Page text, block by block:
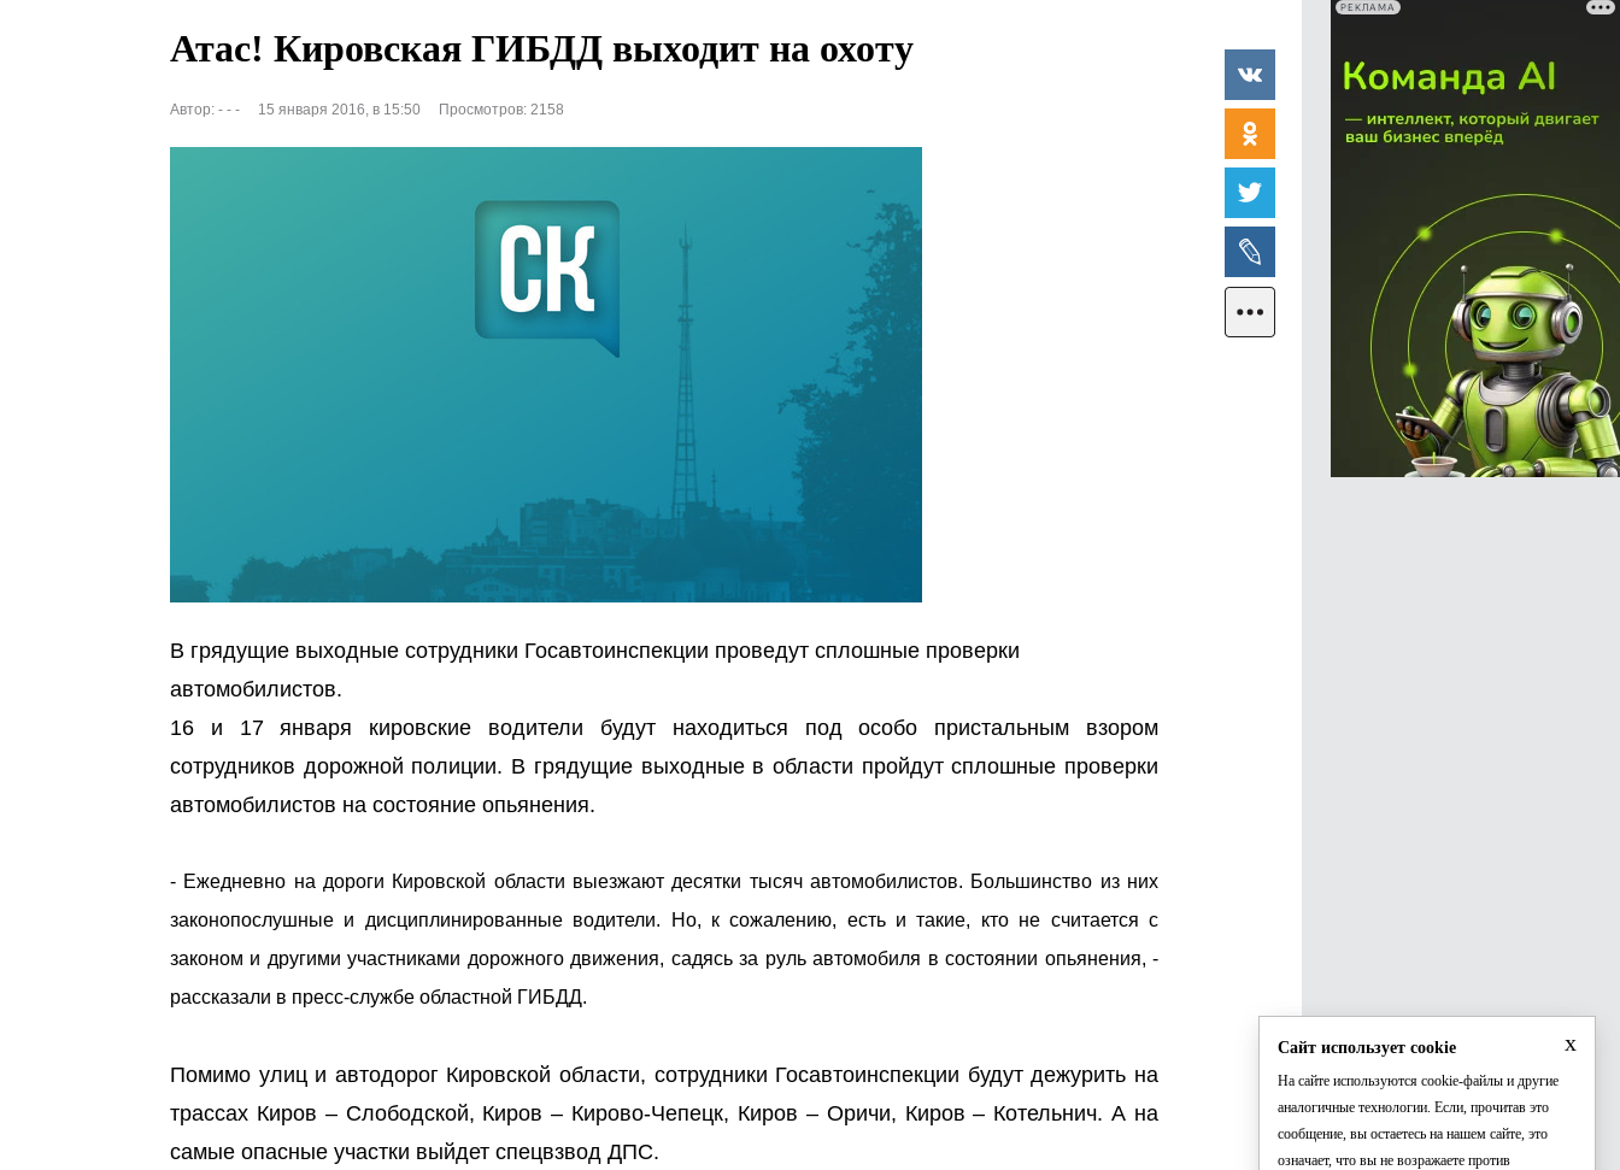
Атас! Кировская ГИБДД выходит на охоту
Автор: - - - 15 января 2016, в 15:50 Просмотров: 2158
В грядущие выходные сотрудники Госавтоинспекции проведут сплошные проверки
автомобилистов.
16 и 17 января кировские водители будут находиться под особо пристальным взором
сотрудников дорожной полиции. В грядущие выходные в области пройдут сплошные проверки
автомобилистов на состояние опьянения.
- Ежедневно на дороги Кировской области выезжают десятки тысяч автомобилистов. Большинство из них
законопослушные и дисциплинированные водители. Но, к сожалению, есть и такие, кто не считается с
законом и другими участниками дорожного движения, садясь за руль автомобиля в состоянии опьянения, -
рассказали в пресс-службе областной ГИБДД.
Помимо улиц и автодорог Кировской области, сотрудники Госавтоинспекции будут дежурить на
трассах Киров – Слободской, Киров – Кирово-Чепецк, Киров – Оричи, Киров – Котельнич. А на
самые опасные участки выйдет спецвзвод ДПС.
РЕКЛАМА
x
Сайт использует cookie
На сайте используются cookie-файлы и другие
аналогичные технологии. Если, прочитав это
сообщение, вы остаетесь на нашем сайте, это
означает, что вы не возражаете против